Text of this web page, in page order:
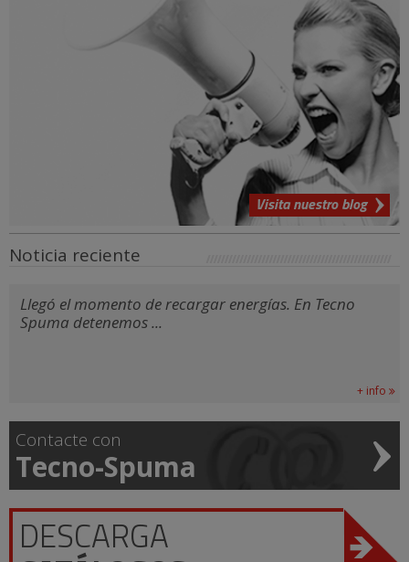
Visita nuestro blog
Noticia reciente
Llegó el momento de recargar energías. En Tecno
Spuma detenemos ...
+ info
Contacte con
Tecno-Spuma
DESCARGA